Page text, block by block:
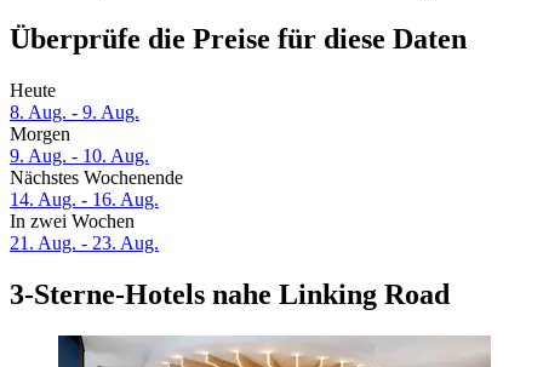
Überprüfe die Preise für diese Daten
Heute
8. Aug. - 9. Aug.
Morgen
9. Aug. - 10. Aug.
Nächstes Wochenende
14. Aug. - 16. Aug.
In zwei Wochen
21. Aug. - 23. Aug.
3-Sterne-Hotels nahe Linking Road